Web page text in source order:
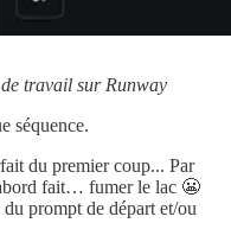
travail sur Runway
séquence.
du premier coup... Par
fait… fumer le lac 😬
prompt de départ et/ou